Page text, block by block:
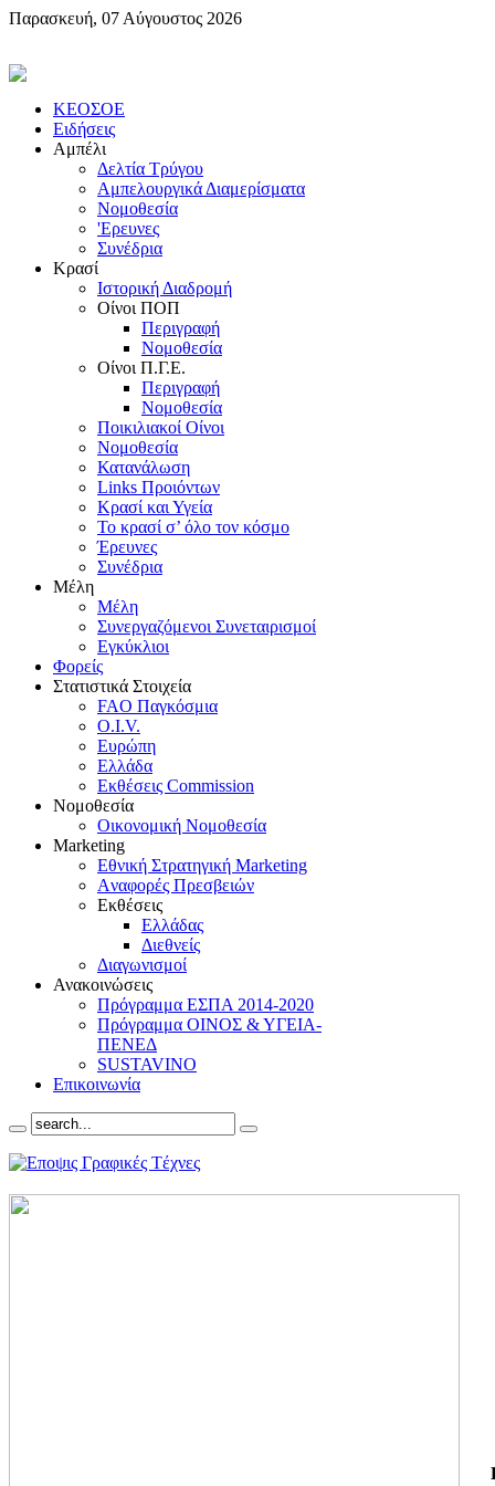
Παρασκευή, 07 Αύγουστος 2026
KEOΣOE
Ειδήσεις
Αμπέλι
Δελτία Τρύγου
Αμπελουργικά Διαμερίσματα
Nομοθεσία
'Eρευνες
Συνέδρια
Κρασί
Iστορική Διαδρομή
Oίνοι ΠOΠ
Περιγραφή
Nομοθεσία
Oίνοι Π.Γ.E.
Περιγραφή
Νομοθεσία
Ποικιλιακοί Oίνοι
Nομοθεσία
Κατανάλωση
Links Προιόντων
Κρασί και Υγεία
To κρασί σ’ όλο τον κόσμο
Έρευνες
Συνέδρια
Μέλη
Mέλη
Συνεργαζόμενοι Συνεταιρισμοί
Εγκύκλιοι
Φορείς
Στατιστικά Στοιχεία
FAO Παγκόσμια
O.I.V.
Ευρώπη
Ελλάδα
Eκθέσεις Commission
Νομοθεσία
Οικονομική Νομοθεσία
Marketing
Eθνική Στρατηγική Marketing
Aναφορές Πρεσβειών
Eκθέσεις
Eλλάδας
Διεθνείς
Διαγωνισμοί
Ανακοινώσεις
Πρόγραμμα ΕΣΠΑ 2014-2020
Πρόγραμμα ΟΙΝΟΣ & ΥΓΕΙΑ-
ΠΕΝΕΔ
SUSTAVINO
Επικοινωνία